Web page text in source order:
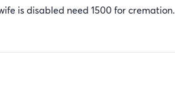
is disabled need 1500 for cremation.